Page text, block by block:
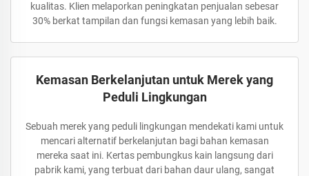
kualitas. Klien melaporkan peningkatan penjualan sebesar
30% berkat tampilan dan fungsi kemasan yang lebih baik.
Kemasan Berkelanjutan untuk Merek yang
Peduli Lingkungan
Sebuah merek yang peduli lingkungan mendekati kami untuk
mencari alternatif berkelanjutan bagi bahan kemasan
mereka saat ini. Kertas pembungkus kain langsung dari
pabrik kami, yang terbuat dari bahan daur ulang, sangat